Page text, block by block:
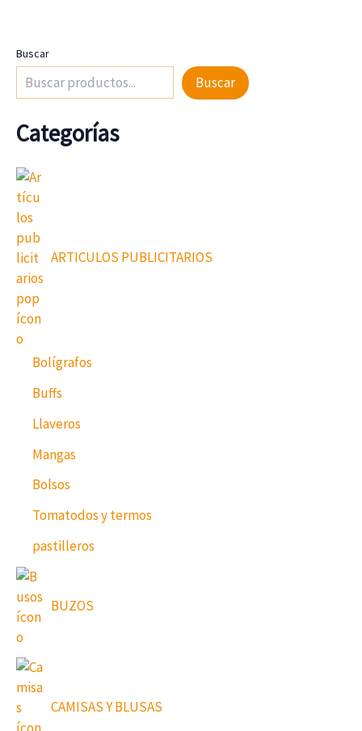
Buscar
Buscar
Categorías
ARTICULOS PUBLICITARIOS
Bolígrafos
Buffs
Llaveros
Mangas
Bolsos
Tomatodos y termos
pastilleros
BUZOS
CAMISAS Y BLUSAS